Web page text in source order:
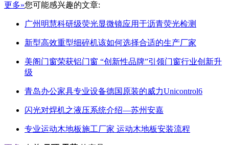
更多»您可能感兴趣的文章:
广州明慧科研级荧光显微镜应用于沥青荧光检测
新型高效重型细碎机该如何选择合适的生产厂家
美阁门窗荣获铝门窗 “创新性品牌”引领门窗行业创新升
级
青岛办公家具专业设备德国原装的威力Unicontrol6
闪光对焊机之液压系统介绍—苏州安嘉
专业运动木地板施工厂家 运动木地板安装流程